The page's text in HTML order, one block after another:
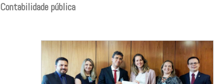
Contabilidade pública